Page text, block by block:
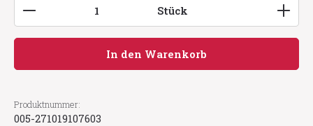
Stück
In den Warenkorb
Produktnummer:
005-271019107603